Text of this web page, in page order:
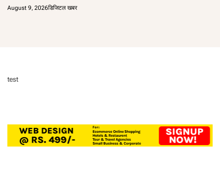
August 9, 2026डिजिटल खबर
test